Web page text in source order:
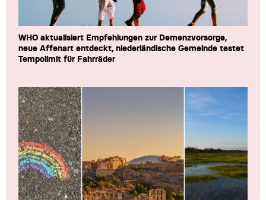
WHO aktualisiert Empfehlungen zur Demenzvorsorge,
neue Affenart entdeckt, niederländische Gemeinde testet
Tempolimit für Fahrräder